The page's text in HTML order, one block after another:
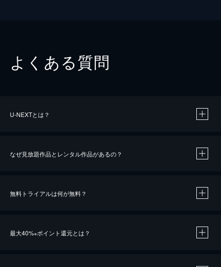
よくある質問
U-NEXTとは？
なぜ見放題作品とレンタル作品があるの？
無料トライアルは何が無料？
最大40%※ポイント還元とは？